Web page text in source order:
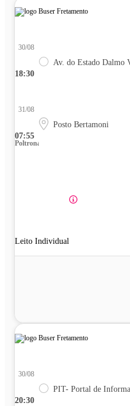
18:30
30/08
Av. do Estado Dalmo
07:55
31/08
Posto Bertamoni
Poltrona
Leito Individual
20:30
30/08
PIT- Portal de